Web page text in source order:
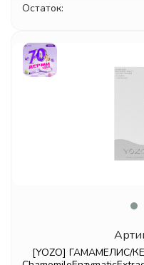
Остаток:
[YOZO] ГАМАМЕЛИС/